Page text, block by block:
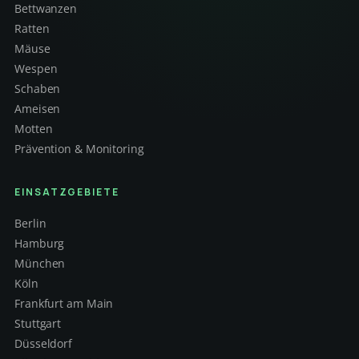
Bettwanzen
Ratten
Mäuse
Wespen
Schaben
Ameisen
Motten
Prävention & Monitoring
EINSATZGEBIETE
Berlin
Hamburg
München
Köln
Frankfurt am Main
Stuttgart
Düsseldorf